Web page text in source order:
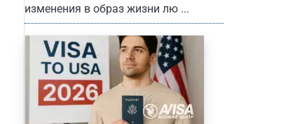
изменения в образ жизни лю ...